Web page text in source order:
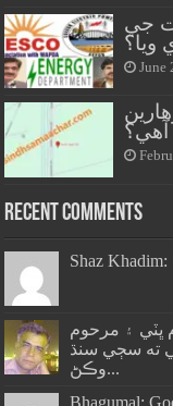
جي
June
آهي؟
Recent Comments
Shaz
ڀٽي ۽ مرحوم
ته سڄي سنڌ
وڪڻ...
Bhagumal: